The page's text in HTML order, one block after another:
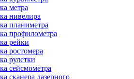
метра
нивелира
планиметра
профилометра
рейки
ростомера
рулетки
сейсмометра
сканера лазерного